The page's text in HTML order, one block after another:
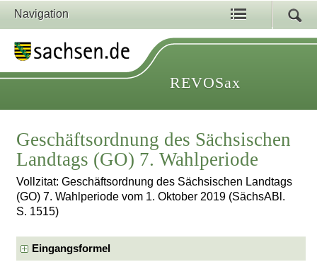
Navigation
REVOSax
Geschäftsordnung des Sächsischen
Landtags (GO) 7. Wahlperiode
Vollzitat: Geschäftsordnung des Sächsischen Landtags
(GO) 7. Wahlperiode vom 1. Oktober 2019 (SächsABl.
S. 1515)
Eingangsformel